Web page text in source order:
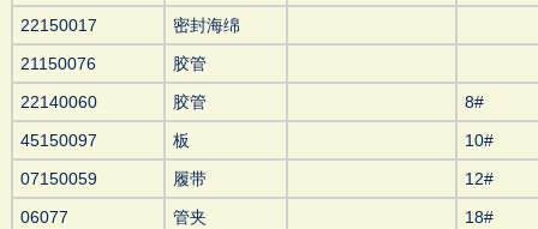
22150017
密封海绵
21150076
胶管
22140060
胶管
8#
45150097
板
10#
07150059
履带
12#
06077
管夹 18#